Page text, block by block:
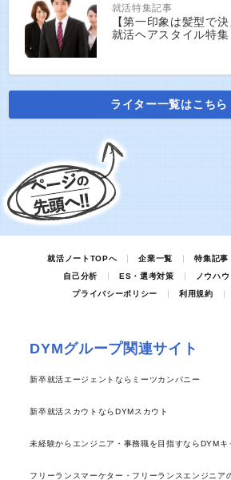
就活特集記事
【第一印象は髪型で
就活ヘアスタイル特集
ライター一覧はこちら
就活ノートTOPへ 企業一覧 特集記事
自己分析
ES・選考対策 ノウハウ
プライバシーポリシー
利用規約
DYMグループ関連サイト
新卒就活エージェントならミーツカンパニー
新卒就活スカウトならDYMスカウト
未経験からエンジニア・事務職を目指すならDYMキ
フリーランスマーケター・フリーランスエンジニア